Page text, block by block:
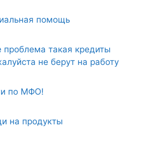
помощь
проблема такая кредиты
не берут на работу
по МФО!
на продукты